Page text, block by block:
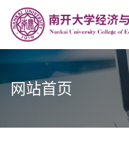
网站首页